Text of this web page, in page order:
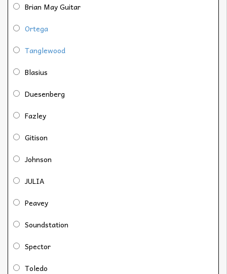
Brian May Guitar
Ortega
Tanglewood
Blasius
Duesenberg
Fazley
Gitison
Johnson
JULIA
Peavey
Soundstation
Spector
Toledo